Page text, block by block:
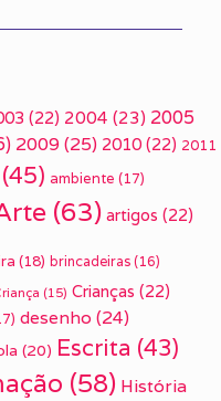
(22) 2004 (23) 2005
2009(25) 2010 (22) 2011
(45) ambiente (17)
(63) artigos (22)
(18) brincadeiras (16)
(15) Crianças (22)
desenho (24)
(20) Escrita (43)
(58) História